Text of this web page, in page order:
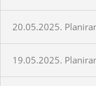
20.05.2025.
19.05.2025.